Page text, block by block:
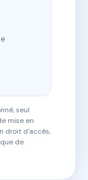
seul
mise en
droit d'accès,
de